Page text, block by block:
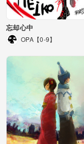
忘却心中
OPA【0-9】